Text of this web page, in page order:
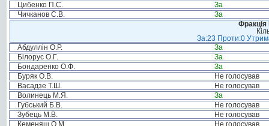
Цибенко П.С.
За
Чичканов С.В.
За
За:23 Проти:0
Абдуллін О.Р.
За
Білорус О.Г.
За
Бондаренко О.Ф.
За
Буряк О.В.
Не голосував
Васадзе Т.Ш.
Не голосував
Волинець М.Я.
За
Губський Б.В.
Не голосував
Зубець М.В.
Не голосував
Кеменяш О.М.
Не голосував